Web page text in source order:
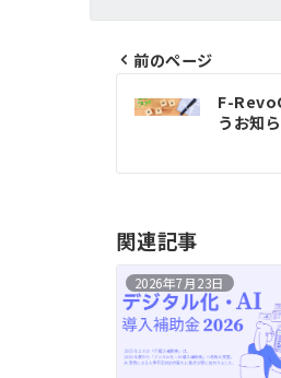
稿
ゲ
ー
シ
ョ
ン
前のページ
F-
うお知
関連記事
2026年7月23日